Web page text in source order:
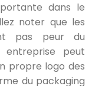
dans le
noter que les
pas peur du
entreprise peut
propre logo des
du packaging